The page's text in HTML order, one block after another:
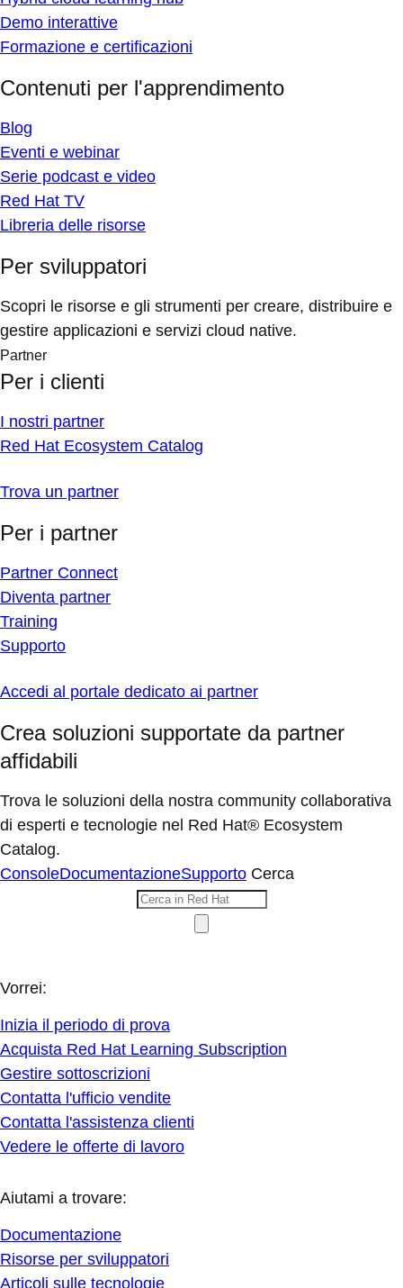
Demo interattive
Formazione e certificazioni
Contenuti per l'apprendimento
Blog
Eventi e webinar
Serie podcast e video
Red Hat TV
Libreria delle risorse
Per sviluppatori
Scopri le risorse e gli strumenti per creare, distribuire e
gestire applicazioni e servizi cloud native.
Partner
Per i clienti
I nostri partner
Red Hat Ecosystem Catalog
Trova un partner
Per i partner
Partner Connect
Diventa partner
Training
Supporto
Accedi al portale dedicato ai partner
Crea soluzioni supportate da partner
affidabili
Trova le soluzioni della nostra community collaborativa
di esperti e tecnologie nel Red Hat® Ecosystem
Catalog.
ConsoleDocumentazioneSupporto Cerca
Vorrei:
Inizia il periodo di prova
Acquista Red Hat Learning Subscription
Gestire sottoscrizioni
Contatta l'ufficio vendite
Contatta l'assistenza clienti
Vedere le offerte di lavoro
Aiutami a trovare:
Documentazione
Risorse per sviluppatori
Articoli sulle tecnologie